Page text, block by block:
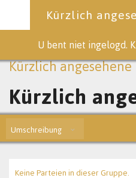
U bent niet ingelogd.
Kürzlich angesehene
Kürzlich
Umschreibung
Keine Parteien in dieser Gruppe.